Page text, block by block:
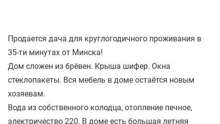
Продается дача для круглогодичного проживания в
35-ти минутах от Минска!
Дом сложен из брёвен. Крыша шифер. Окна
стеклопакеты. Вся мебель в доме остаётся новым
хозяевам.
Вода из собственного колодца, отопление печное,
электричество 220. В доме есть большая летняя